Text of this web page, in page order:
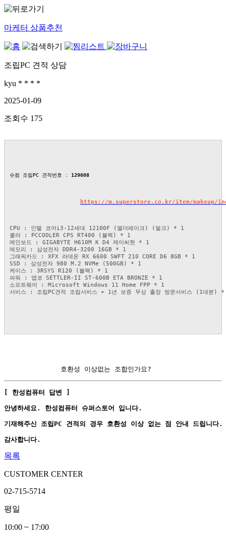
마케터 상품추천
조립PC 견적 상담
kyu * * * *
2025-01-09
조회수 175
슈컴 조립PC 견적번호 : 129608
https://m.superstore.co.kr/item/makeup/
CPU : 인텔 코어i3-12세대 12100F (엘더레이크) (벌크) * 1
쿨러 : PCCOOLER CPS RT400 (블랙) * 1
메인보드 : GIGABYTE H610M K D4 제이씨현 * 1
메모리 : 삼성전자 DDR4-3200 16GB * 1
그래픽카드 : XFX 라데온 RX 6600 SWFT 210 CORE D6 8GB * 1
SSD : 삼성전자 980 M.2 NVMe (500GB) * 1
케이스 : 3RSYS R120 (블랙) * 1
파워 : 앱코 SETTLER-II ST-600B ETA BRONZE * 1
소프트웨어 : Microsoft Windows 11 Home FPP * 1
서비스 : 조립PC견적 조립서비스 + 1년 보증 무상 출장 방문서비스 (1대분)
              호환성 이상없는 조합인가요?
[ 한성컴퓨터 답변 ]
안녕하세요. 한성컴퓨터 슈퍼스토어 입니다.
기재해주신 조립PC 견적의 경우 호환성 이상 없는 점 안내 드립니다.
감사합니다.
목록
CUSTOMER CENTER
02-715-5714
평일
10:00 ~ 17:00